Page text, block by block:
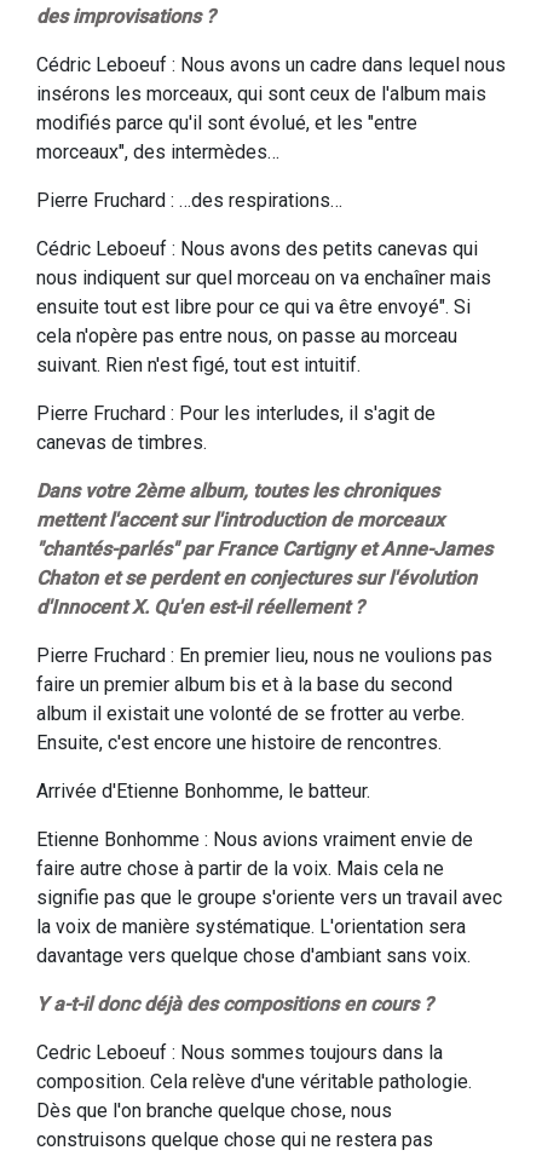
des improvisations ?
Cédric Leboeuf : Nous avons un cadre dans lequel nous
insérons les morceaux, qui sont ceux de l'album mais
modifiés parce qu'il sont évolué, et les "entre
morceaux", des intermèdes…
Pierre Fruchard : …des respirations…
Cédric Leboeuf : Nous avons des petits canevas qui
nous indiquent sur quel morceau on va enchaîner mais
ensuite tout est libre pour ce qui va être envoyé". Si
cela n'opère pas entre nous, on passe au morceau
suivant. Rien n'est figé, tout est intuitif.
Pierre Fruchard : Pour les interludes, il s'agit de
canevas de timbres.
Dans votre 2ème album, toutes les chroniques
mettent l'accent sur l'introduction de morceaux
"chantés-parlés" par France Cartigny et Anne-James
Chaton et se perdent en conjectures sur l'évolution
d'Innocent X. Qu'en est-il réellement ?
Pierre Fruchard : En premier lieu, nous ne voulions pas
faire un premier album bis et à la base du second
album il existait une volonté de se frotter au verbe.
Ensuite, c'est encore une histoire de rencontres.
Arrivée d'Etienne Bonhomme, le batteur.
Etienne Bonhomme : Nous avions vraiment envie de
faire autre chose à partir de la voix. Mais cela ne
signifie pas que le groupe s'oriente vers un travail avec
la voix de manière systématique. L'orientation sera
davantage vers quelque chose d'ambiant sans voix.
Y a-t-il donc déjà des compositions en cours ?
Cedric Leboeuf : Nous sommes toujours dans la
composition. Cela relève d'une véritable pathologie.
Dès que l'on branche quelque chose, nous
construisons quelque chose qui ne restera pas